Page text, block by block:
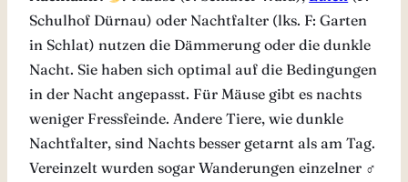
Schulhof Dürnau) oder Nachtfalter (lks. F: Garten
in Schlat) nutzen die Dämmerung oder die dunkle
Nacht. Sie haben sich optimal auf die Bedingungen
in der Nacht angepasst. Für Mäuse gibt es nachts
weniger Fressfeinde. Andere Tiere, wie dunkle
Nachtfalter, sind Nachts besser getarnt als am Tag.
Vereinzelt wurden sogar Wanderungen einzelner ♂